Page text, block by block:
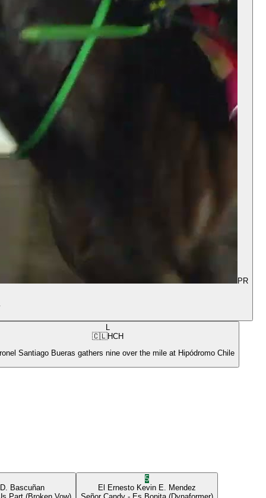
PR
L
🇨🇱HCH
Santiago Bueras gathers nine over the mile at Hipódromo Chile
Bascuñan
5
El Ernesto Kevin E. Mendez